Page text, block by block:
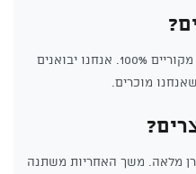
כן, כל המוצרים באלפיין סטייל הם מקוריים 100%. אנחנו יבואנים
מוכרים.
מלאה. משך האחריות משתנה